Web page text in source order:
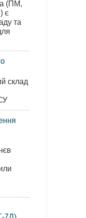
(ПМ,
є
та
склад